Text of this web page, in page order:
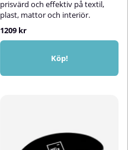
prisvärd och effektiv på textil,
plast, mattor och interiör.
1209 kr
Köp!